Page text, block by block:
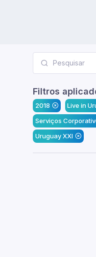
Filtros
2018
Live in
Serviços
Uruguay XXI